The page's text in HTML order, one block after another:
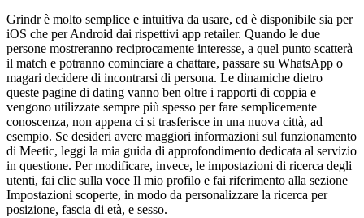
Grindr è molto semplice e intuitiva da usare, ed è disponibile sia per
iOS che per Android dai rispettivi app retailer. Quando le due
persone mostreranno reciprocamente interesse, a quel punto scatterà
il match e potranno cominciare a chattare, passare su WhatsApp o
magari decidere di incontrarsi di persona. Le dinamiche dietro
queste pagine di dating vanno ben oltre i rapporti di coppia e
vengono utilizzate sempre più spesso per fare semplicemente
conoscenza, non appena ci si trasferisce in una nuova città, ad
esempio. Se desideri avere maggiori informazioni sul funzionamento
di Meetic, leggi la mia guida di approfondimento dedicata al servizio
in questione. Per modificare, invece, le impostazioni di ricerca degli
utenti, fai clic sulla voce Il mio profilo e fai riferimento alla sezione
Impostazioni scoperte, in modo da personalizzare la ricerca per
posizione, fascia di età, e sesso.